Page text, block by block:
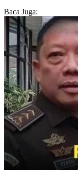
Baca Juga: